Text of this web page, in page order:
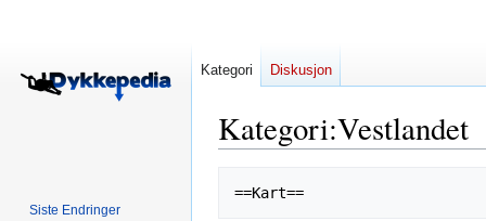
Kategori:Vestlandet
Kategori Diskusjon
Siste Endringer